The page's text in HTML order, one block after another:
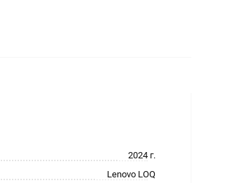
2024 г.
Lenovo LOQ